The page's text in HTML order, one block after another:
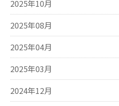
2025年10月
2025年08月
2025年04月
2025年03月
2024年12月